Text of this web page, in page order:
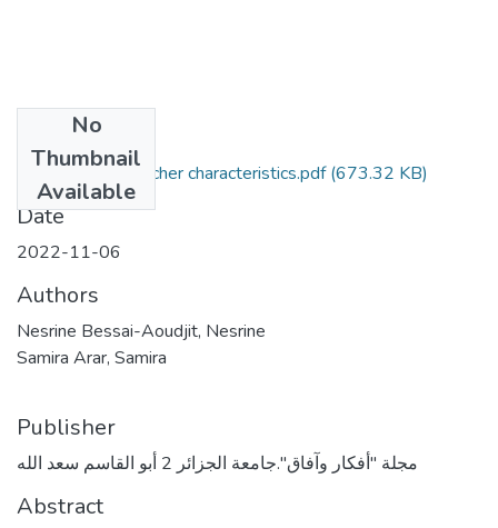
No
Thumbnail
Available
Effective EFL teacher characteristics.pdf(673.32 KB)
Date
2022-11-06
Authors
Nesrine Bessai-Aoudjit, Nesrine
Samira Arar, Samira
Publisher
مجلة "أفكار وآفاق".جامعة الجزائر 2 أبو القاسم سعد الله
Abstract